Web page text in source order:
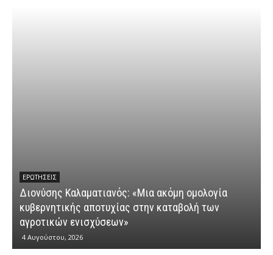
ΕΡΩΤΉΣΕΙΣ
Διονύσης Καλαματιανός: «Μια ακόμη ομολογία
κυβερνητικής αποτυχίας στην καταβολή των
αγροτικών ενισχύσεων»
4 Αυγούστου, 2026